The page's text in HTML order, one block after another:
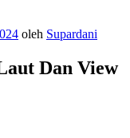
oleh Supardani
Dan View